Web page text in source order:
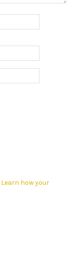
Learn how your